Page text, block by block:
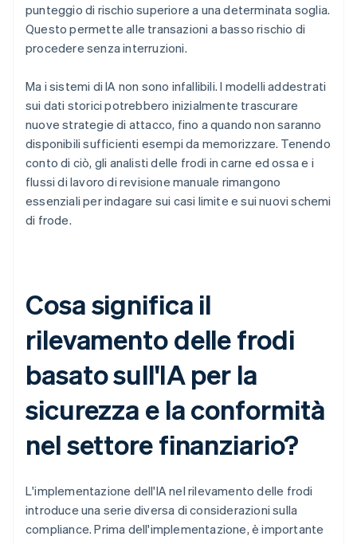
punteggio di rischio superiore a una determinata soglia.
Questo permette alle transazioni a basso rischio di
procedere senza interruzioni.
Ma i sistemi di IA non sono infallibili. I modelli addestrati
sui dati storici potrebbero inizialmente trascurare
nuove strategie di attacco, fino a quando non saranno
disponibili sufficienti esempi da memorizzare. Tenendo
conto di ciò, gli analisti delle frodi in carne ed ossa e i
flussi di lavoro di revisione manuale rimangono
essenziali per indagare sui casi limite e sui nuovi schemi
di frode.
Cosa significa il
rilevamento delle frodi
basato sull'IA per la
sicurezza e la conformità
nel settore finanziario?
L'implementazione dell'IA nel rilevamento delle frodi
introduce una serie diversa di considerazioni sulla
compliance. Prima dell'implementazione, è importante